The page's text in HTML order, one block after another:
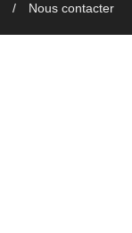
Nous contacter